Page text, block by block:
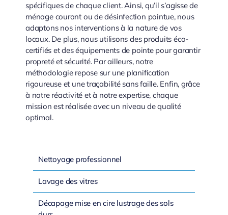
spécifiques de chaque client. Ainsi, qu’il s’agisse de
ménage courant ou de désinfection pointue, nous
adaptons nos interventions à la nature de vos
locaux. De plus, nous utilisons des produits éco-
certifiés et des équipements de pointe pour garantir
propreté et sécurité. Par ailleurs, notre
méthodologie repose sur une planification
rigoureuse et une traçabilité sans faille. Enfin, grâce
à notre réactivité et à notre expertise, chaque
mission est réalisée avec un niveau de qualité
optimal.
Nettoyage professionnel
Lavage des vitres
Décapage mise en cire lustrage des sols